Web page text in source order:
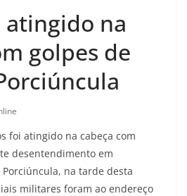
atingido na
golpes de
foi atingido na cabeça com
desentendimento em
na tarde desta
militares foram ao endereço